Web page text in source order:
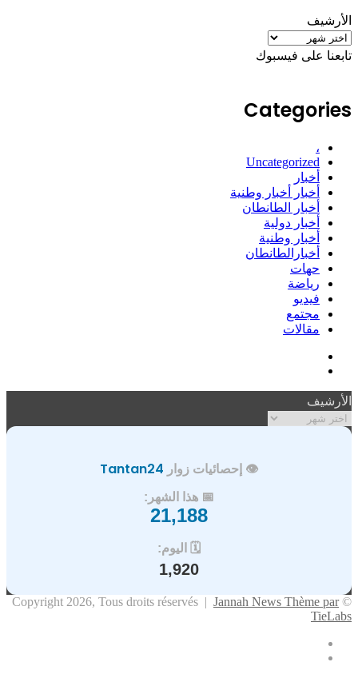
الأرشيف
الأرشيف
تابعنا على فيسبوك
Categories
،
Uncategorized
أخبار
أخبار أخبار وطنية
أخبار الطانطان
أخبار دولية
أخبار وطنية
أخبارالطانطان
حهات
رياضة
فيديو
مجتمع
مقالات
RSS
الأرشيف
الأرشيف
👁️ إحصائيات زوار Tantan24
📅 هذا الشهر:
21,188
🗓️ اليوم:
1,920
© Copyright 2026, Tous droits réservés |
Jannah News Thème par
TieLabs